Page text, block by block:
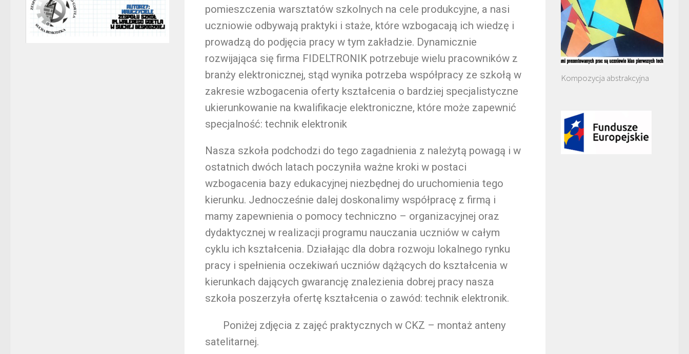
pomieszczenia warsztatów szkolnych na cele produkcyjne, a nasi
uczniowie odbywają praktyki i staże, które wzbogacają ich wiedzę i
prowadzą do podjęcia pracy w tym zakładzie. Dynamicznie
rozwijająca się firma FIDELTRONIK potrzebuje wielu pracowników z
branży elektronicznej, stąd wynika potrzeba współpracy ze szkołą w
zakresie wzbogacenia oferty kształcenia o bardziej specjalistyczne
ukierunkowanie na kwalifikacje elektroniczne, które może zapewnić
specjalność: technik elektronik
Nasza szkoła podchodzi do tego zagadnienia z należytą powagą i w
ostatnich dwóch latach poczyniła ważne kroki w postaci
wzbogacenia bazy edukacyjnej niezbędnej do uruchomienia tego
kierunku. Jednocześnie dalej doskonalimy współpracę z firmą i
mamy zapewnienia o pomocy techniczno – organizacyjnej oraz
dydaktycznej w realizacji programu nauczania uczniów w całym
cyklu ich kształcenia. Działając dla dobra rozwoju lokalnego rynku
pracy i spełnienia oczekiwań uczniów dążących do kształcenia w
kierunkach dających gwarancję znalezienia dobrej pracy nasza
szkoła poszerzyła ofertę kształcenia o zawód: technik elektronik.
Poniżej zdjęcia z zajęć praktycznych w CKZ – montaż anteny
satelitarnej.
Kompozycja abstrakcyjna